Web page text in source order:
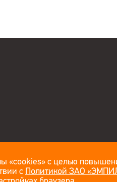
«cookies» с целью
с Политикой ЗАО